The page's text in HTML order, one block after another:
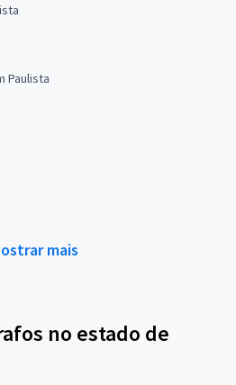
Paulista
mais
no estado de